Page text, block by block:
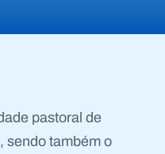
pastoral de
sendo também o